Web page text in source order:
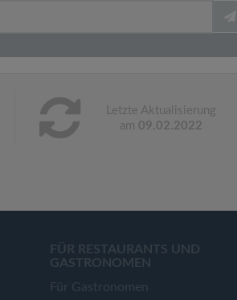
Letzte Aktualisierung
am 09.02.2022
FÜR RESTAURANTS UND
GASTRONOMEN
Für Gastronomen